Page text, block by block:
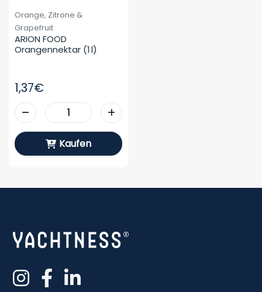
Orange, Zitrone &
Grapefruit
ARION FOOD
Orangennektar (1 L)
1,37€
Kaufen